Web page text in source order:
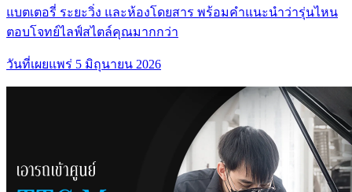
แบตเตอรี่ ระยะวิ่ง และห้องโดยสาร พร้อมคำแนะนำว่ารุ่นไหน
ตอบโจทย์ไลฟ์สไตล์คุณมากกว่า
วันที่เผยแพร่ 5 มิถุนายน 2026